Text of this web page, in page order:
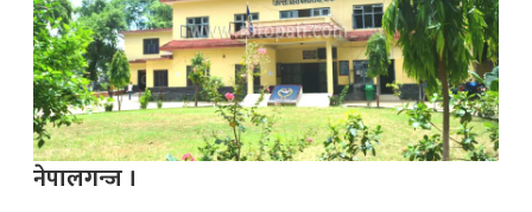
नेपालगन्ज ।